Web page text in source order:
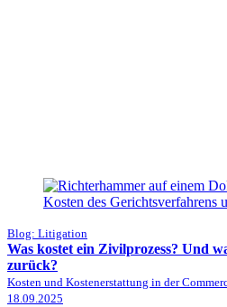
Blog: Litigation
Was kostet ein Zivilprozess? Und
zurück?
Kosten und Kostenerstattung in der
18.09.2025